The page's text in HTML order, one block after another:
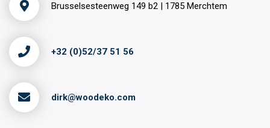
Brusselsesteenweg 149 b2 | 1785 Merchtem
+32 (0)52/37 51 56
dirk@woodeko.com